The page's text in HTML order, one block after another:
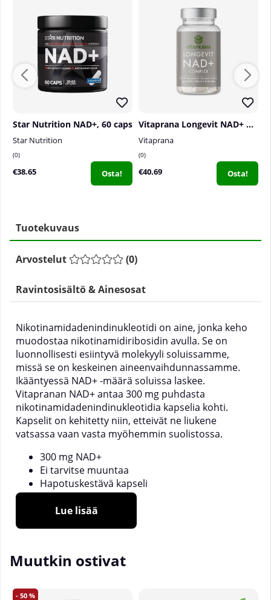
Star Nutrition NAD+, 60 caps
Star Nutrition
0
€38.65 Osta!
Vitaprana Longevit NAD+ Complex, 30 caps
Vitaprana
0
€40.69 Osta!
Tuotekuvaus
Arvostelut (0)
Ravintosisältö & Ainesosat
Nikotinamidadenindinukleotidi on aine, jonka keho
muodostaa nikotinamidiribosidin avulla. Se on
luonnollisesti esiintyvä molekyyli soluissamme,
missä se on keskeinen aineenvaihdunnassamme.
Ikääntyessä NAD+ -määrä soluissa laskee.
Vitapranan NAD+ antaa 300 mg puhdasta
nikotinamidadenindinukleotidia kapselia kohti.
Kapselit on kehitetty niin, etteivät ne liukene
vatsassa vaan vasta myöhemmin suolistossa.
300 mg NAD+
Ei tarvitse muuntaa
Hapotuskestävä kapseli
Ei tarpeettomia lisäaineita
Riittää 15 - 30 päiväksi
NAD+:ta
Nikotinamidadenindinukleotidi eli NAD+ löytyy
Lue lisää
Muutkin ostivat
50